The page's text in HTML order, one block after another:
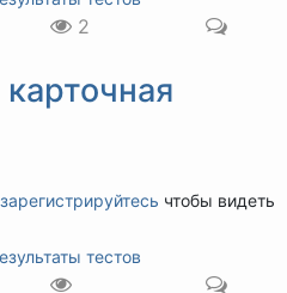
2
зарегистрируйтесь чтобы видеть
тестов